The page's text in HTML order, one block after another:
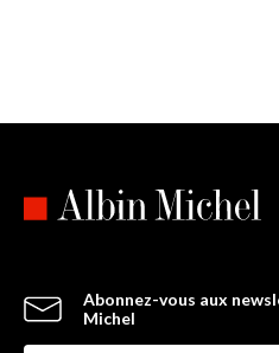
Abonnez-vous aux
Michel